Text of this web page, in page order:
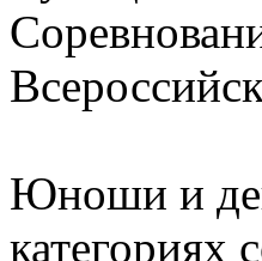
Юноши и
категориях